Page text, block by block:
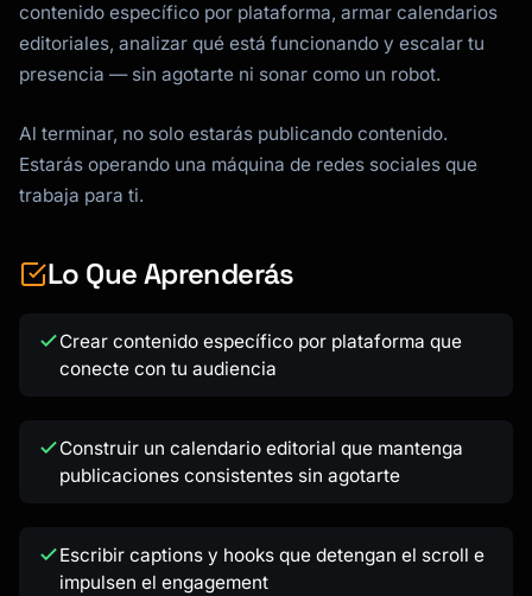
contenido específico por plataforma, armar calendarios
editoriales, analizar qué está funcionando y escalar tu
presencia — sin agotarte ni sonar como un robot.
Al terminar, no solo estarás publicando contenido.
Estarás operando una máquina de redes sociales que
trabaja para ti.
Lo Que Aprenderás
Crear contenido específico por plataforma que
conecte con tu audiencia
Construir un calendario editorial que mantenga
publicaciones consistentes sin agotarte
Escribir captions y hooks que detengan el scroll e
impulsen el engagement
Kai
Buscador de cursos · aquí para ayudarte